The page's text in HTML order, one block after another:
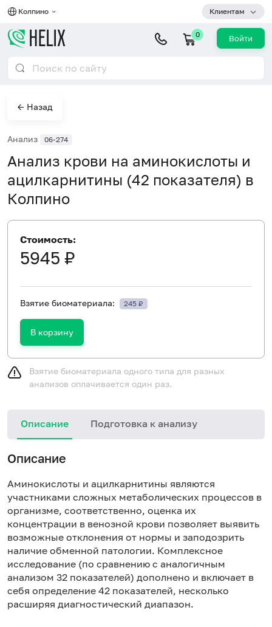
Колпино Клиентам
0 Войти
← Назад
Анализ 06-274
Анализ крови на аминокислоты и
ацилкарнитины (42 показателя) в
Колпино
Стоимость:
5945 ₽
Взятие биоматериала: 245 ₽
В корзину
Взятие биоматериала одного типа для разных
анализов оплачивается один раз.
Описание Подготовка к анализу
Описание
Аминокислоты и ацилкарнитины являются
участниками сложных метаболических процессов в
организме, соответственно, оценка их
концентрации в венозной крови позволяет выявить
возможные отклонения от нормы и заподозрить
наличие обменной патологии. Комплексное
исследование (по сравнению с аналогичным
анализом 32 показателей) дополнено и включает в
себя определение 42 показателей, несколько
расширяя диагностический диапазон.